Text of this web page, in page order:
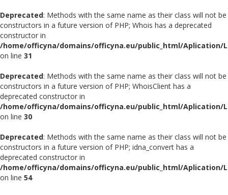
Deprecated: Methods with the same name as their class will not be
constructors in a future version of PHP; Whois has a deprecated
constructor in
/home/officyna/domains/officyna.eu/public_html/Aplication/
on line 31
Deprecated: Methods with the same name as their class will not be
constructors in a future version of PHP; WhoisClient has a
deprecated constructor in
/home/officyna/domains/officyna.eu/public_html/Aplication/
on line 30
Deprecated: Methods with the same name as their class will not be
constructors in a future version of PHP; idna_convert has a
deprecated constructor in
/home/officyna/domains/officyna.eu/public_html/Aplication/
on line 54